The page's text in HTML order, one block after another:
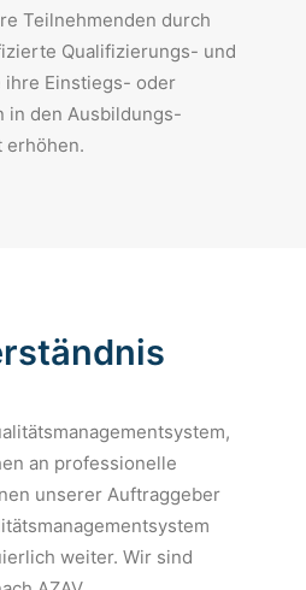
Teilnehmenden durch
Qualifizierungs- und
ihre Einstiegs- oder
in den Ausbildungs-
erhöhen.
an professionelle
unserer Auftraggeber
weiter. Wir sind